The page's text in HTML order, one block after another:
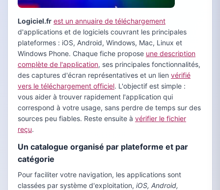
Logiciel.fr est un annuaire de téléchargement
d'applications et de logiciels couvrant les principales
plateformes : iOS, Android, Windows, Mac, Linux et
Windows Phone. Chaque fiche propose une description
complète de l'application, ses principales fonctionnalités,
des captures d'écran représentatives et un lien vérifié
vers le téléchargement officiel. L'objectif est simple :
vous aider à trouver rapidement l'application qui
correspond à votre usage, sans perdre de temps sur des
sources peu fiables. Reste ensuite à vérifier le fichier
reçu.
Un catalogue organisé par plateforme et par
catégorie
Pour faciliter votre navigation, les applications sont
classées par système d'exploitation, iOS, Android,